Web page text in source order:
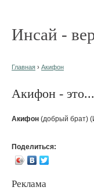
Инсай -
Главная › Акифон
Акифон - это...
Акифон (добрый брат)
Поделиться:
Реклама